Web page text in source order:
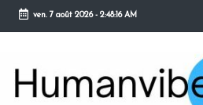
Skip
content
ven. 7 août 2026- 2:48:17 AM